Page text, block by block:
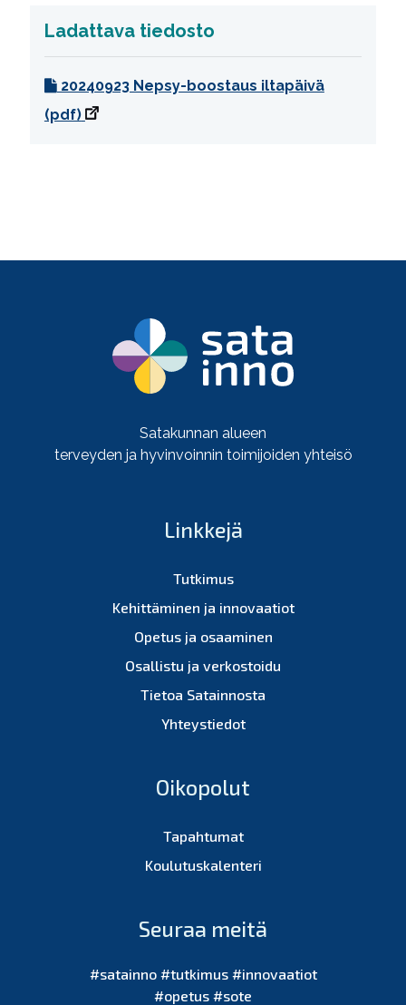
Ladattava tiedosto
20240923 Nepsy-boostaus iltapäivä
(pdf)
Satakunnan alueen
terveyden ja hyvinvoinnin toimijoiden yhteisö
Linkkejä
Tutkimus
Kehittäminen ja innovaatiot
Opetus ja osaaminen
Osallistu ja verkostoidu
Tietoa Satainnosta
Yhteystiedot
Oikopolut
Tapahtumat
Koulutuskalenteri
Seuraa meitä
#satainno #tutkimus #innovaatiot
#opetus #sote